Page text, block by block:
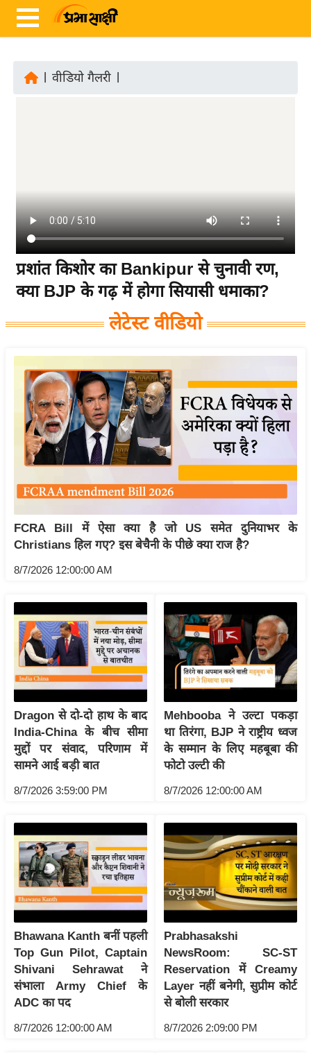
रा
ष्ट्री
य
अं
त
र्रा
य
ज़
द्यो
ग
त
वि
शे
ष
य
ब
ज
ट
खे
ल
क्रि
के
P
L
2
0
2
6
क्रा
इ
म
ई
-
पे
वीडियो गैलरी
प्रशांत किशोर का Bankipur से चुनावी रण,
क्या BJP के गढ़ में होगा सियासी धमाका?
लेटेस्ट वीडियो
FCRA Bill में ऐसा क्या है जो US समेत दुनियाभर के
Christians हिल गए? इस बेचैनी के पीछे क्या राज है?
8/7/2026 12:00:00 AM
Dragon से दो-दो हाथ के बाद
India-China के बीच सीमा
मुद्दों पर संवाद, परिणाम में
सामने आई बड़ी बात
8/7/2026 3:59:00 PM
Mehbooba ने उल्टा पकड़ा
था तिरंगा, BJP ने राष्ट्रीय ध्वज
के सम्मान के लिए महबूबा की
फोटो उल्टी की
8/7/2026 12:00:00 AM
Bhawana Kanth बनीं पहली
Top Gun Pilot, Captain
Shivani Sehrawat ने
संभाला Army Chief के
ADC का पद
8/7/2026 12:00:00 AM
Prabhasakshi
NewsRoom: SC-ST
Reservation में Creamy
Layer नहीं बनेगी, सुप्रीम कोर्ट
से बोली सरकार
8/7/2026 2:09:00 PM